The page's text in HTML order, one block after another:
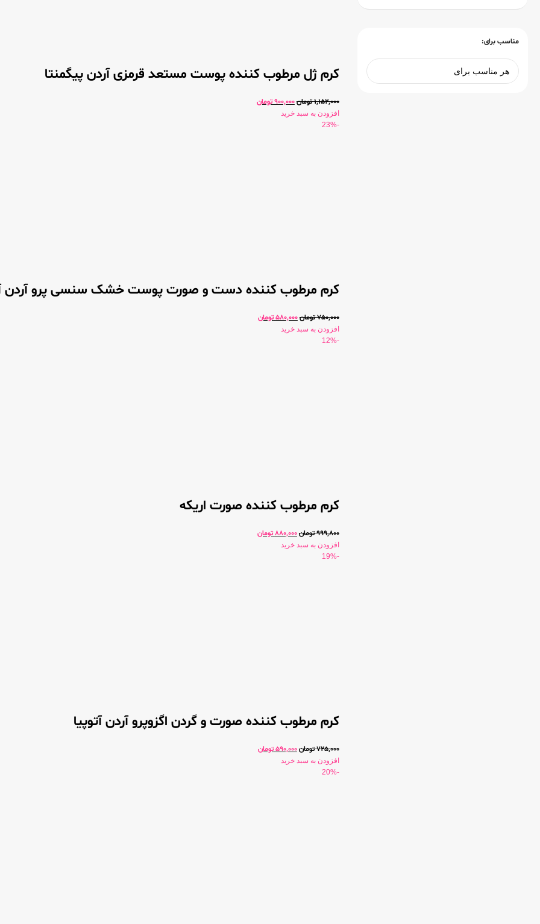
مناسب برای:
کرم ژل مرطوب کننده پوست مستعد قرمزی آردن پیگمنتا
1,152,000تومان900,000تومان
افزودن به سبد خرید
-23%
کرم مرطوب کننده دست و صورت پوست خشک سنسی پرو آردن
750,000تومان580,000تومان
افزودن به سبد خرید
-12%
کرم مرطوب کننده صورت اریکه
999,800تومان880,000تومان
افزودن به سبد خرید
-19%
کرم مرطوب کننده صورت و گردن اگزوپرو آردن آتوپیا
725,000تومان590,000تومان
افزودن به سبد خرید
-20%